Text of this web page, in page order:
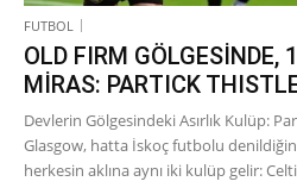
FUTBOL
OLD FIRM GÖLGESİNDE,
MİRAS: PARTICK
Devlerin Gölgesindeki Asırlık Kulüp:
Glasgow, hatta İskoç futbolu
herkesin aklına aynı iki kulüp gelir: